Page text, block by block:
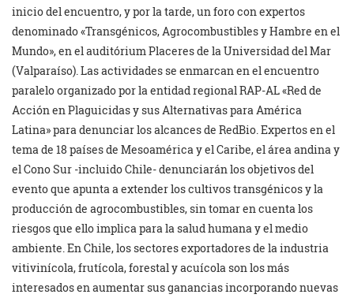
inicio del encuentro, y por la tarde, un foro con expertos
denominado «Transgénicos, Agrocombustibles y Hambre en el
Mundo», en el auditórium Placeres de la Universidad del Mar
(Valparaíso). Las actividades se enmarcan en el encuentro
paralelo organizado por la entidad regional RAP-AL «Red de
Acción en Plaguicidas y sus Alternativas para América
Latina» para denunciar los alcances de RedBio. Expertos en el
tema de 18 países de Mesoamérica y el Caribe, el área andina y
el Cono Sur -incluido Chile- denunciarán los objetivos del
evento que apunta a extender los cultivos transgénicos y la
producción de agrocombustibles, sin tomar en cuenta los
riesgos que ello implica para la salud humana y el medio
ambiente. En Chile, los sectores exportadores de la industria
vitivinícola, frutícola, forestal y acuícola son los más
interesados en aumentar sus ganancias incorporando nuevas